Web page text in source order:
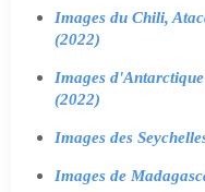
Images du Chili,
(2022)
Images
(2022)
Images des
Images de